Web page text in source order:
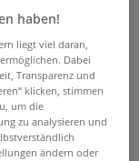
haben!
liegt viel daran,
Dabei
Transparenz und
klicken, stimmen
um die
zu analysieren und
ändern oder